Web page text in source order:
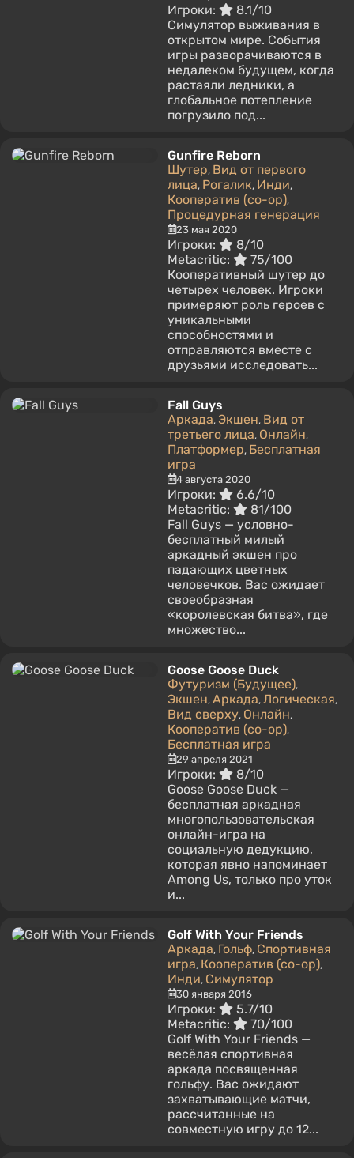
Игроки:
8.1/10
Симулятор выживания в
открытом мире. События
игры разворачиваются в
недалеком будущем, когда
растаяли ледники, а
глобальное потепление
погрузило под...
Gunfire Reborn
Шутер, Вид от первого
лица, Рогалик, Инди,
Кооператив (co-op),
Процедурная генерация
23 мая 2020
Игроки:
8/10
Metacritic:
75/100
Кооперативный шутер до
четырех человек. Игроки
примеряют роль героев с
уникальными
способностями и
отправляются вместе с
друзьями исследовать...
Fall Guys
Аркада, Экшен, Вид от
третьего лица, Онлайн,
Платформер, Бесплатная
игра
4 августа 2020
Игроки:
6.6/10
Metacritic:
81/100
Fall Guys — условно-
бесплатный милый
аркадный экшен про
падающих цветных
человечков. Вас ожидает
своеобразная
«королевская битва», где
множество...
Goose Goose Duck
Футуризм (Будущее),
Экшен, Аркада, Логическая,
Вид сверху, Онлайн,
Кооператив (co-op),
Бесплатная игра
29 апреля 2021
Игроки:
8/10
Goose Goose Duck —
бесплатная аркадная
многопользовательская
онлайн-игра на
социальную дедукцию,
которая явно напоминает
Among Us, только про уток
и...
Golf With Your Friends
Аркада, Гольф, Спортивная
игра, Кооператив (co-op),
Инди, Симулятор
30 января 2016
Игроки:
5.7/10
Metacritic:
70/100
Golf With Your Friends —
весёлая спортивная
аркада посвященная
гольфу. Вас ожидают
захватывающие матчи,
рассчитанные на
совместную игру до 12...